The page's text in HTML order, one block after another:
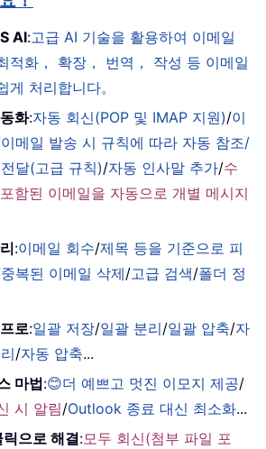
AI:고급 AI 기술을 활용하여 이메일
적화， 확장， 번역， 작성 등 이메일
게 처리합니다。
화:자동 회신(POP 및 IMAP 지원)/이
이메일 발송 시 규칙에 따라 자동 참조/
달(고급 규칙)/자동 인사말 추가/수
함된 이메일을 자동으로 개별 메시지
:이메일 회수/제목 등을 기준으로 피
중복된 이메일 삭제/고급 검색/폴더 정
로:일괄 저장/일괄 분리/일괄 압축/자
/자동 압축...
마법:😊더 예쁘고 멋진 이모지 제공/
시 알림/Outlook 종료 대신 최소화...
으로 해결:모두 회신(첨부 파일 포